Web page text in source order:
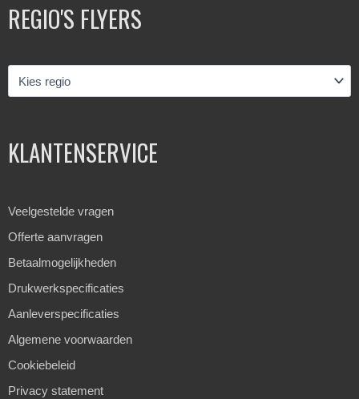
REGIO'S FLYERS
KLANTENSERVICE
Veelgestelde vragen
Offerte aanvragen
Betaalmogelijkheden
Drukwerkspecificaties
Aanleverspecificaties
Algemene voorwaarden
Cookiebeleid
Privacy statement